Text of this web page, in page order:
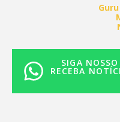
SIGA
RECEBA